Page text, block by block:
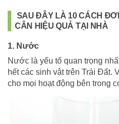
SAU ĐÂY LÀ 10 CÁCH
CÂN HIỆU QUẢ TẠI NHÀ
1. Nước
Nước là yếu tố quan trọng
hết các sinh vật trên Trái
cho mọi hoạt động bên trong